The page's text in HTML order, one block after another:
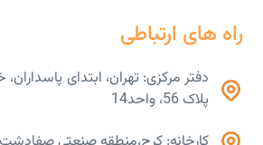
راه های ارتباطی
دفتر مرکزی: تهران، ابتدای پاسداران،
پلاک 56، واحد14